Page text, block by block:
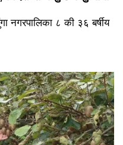
नगरपालिका ८ की ३६ बर्षीय